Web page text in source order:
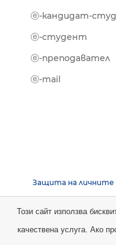
ⓔ-кандидат-
ⓔ-студент
ⓔ-преподавател
ⓔ-mail
Защита на личните
Copyright © 2026
Този сайт използва
качествена услуга. Ако